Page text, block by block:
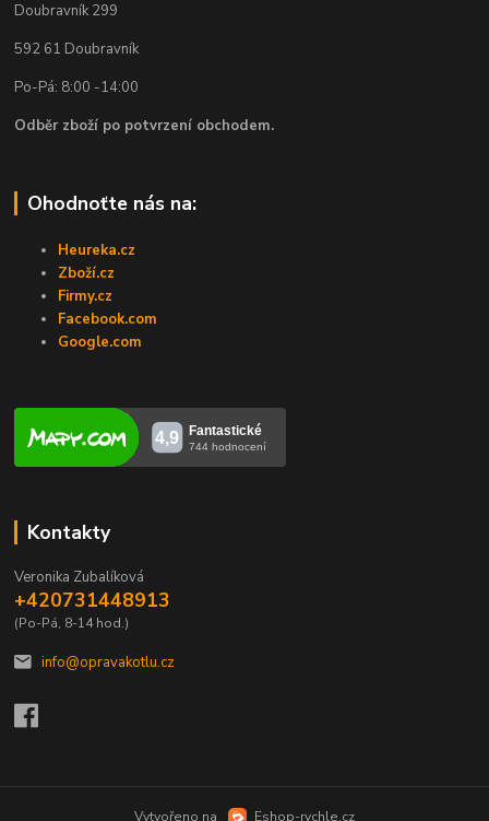
Doubravník 299
592 61 Doubravník
Po-Pá: 8:00 -14:00
Odběr zboží po potvrzení obchodem.
Ohodnoťte nás na:
Heureka.cz
Zboží.cz
Firmy.cz
Facebook.com
Google.com
Kontakty
Veronika Zubalíková
+420731448913
(Po-Pá, 8-14 hod.)
info@opravakotlu.cz
Vytvořeno na Eshop-rychle.cz